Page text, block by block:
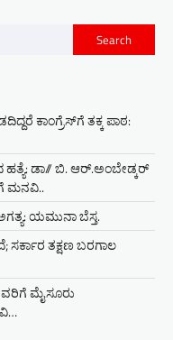
Search
ಕಾಂಗ್ರೆಸ್‌ಗೆ ತಕ್ಕ ಪಾಠ:
ಡಾ// ಬಿ. ಆರ್.ಅಂಬೇಡ್ಕರ್
ಮನವಿ..
ಯಮುನಾ ಬೆಸ್ತ.
ತಕ್ಷಣ ಬರಗಾಲ
ಮೈಸೂರು